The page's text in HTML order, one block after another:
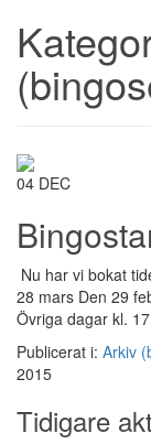
04 DEC
Nu har vi bokat
28 mars Den 29
Övriga dagar kl.
Publicerat i: Arkiv
2015
Tidigare